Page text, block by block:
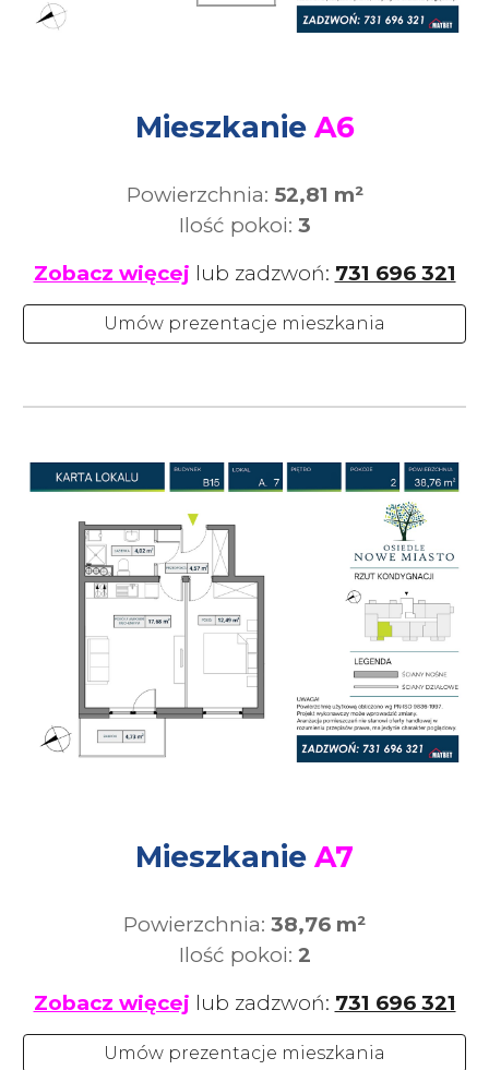
Mieszkanie A6
Powierzchnia: 52,81 m²
Ilość pokoi: 3
Zobacz więcej lub zadzwoń: 731 696 321
Umów prezentacje mieszkania
Mieszkanie A7
Powierzchnia: 38,76 m²
Ilość pokoi: 2
Zobacz więcej lub zadzwoń: 731 696 321
Umów prezentacje mieszkania